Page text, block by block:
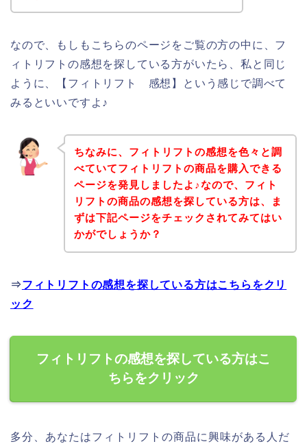
なので、もしもこちらのページをご覧の方の中に、フ
ィトリフトの感想を探している方がいたら、私と同じ
ように、【フィトリフト 感想】という感じで調べて
みるといいですよ♪
ちなみに、フィトリフトの感想を色々と調
べていてフィトリフトの商品を購入できる
ページを発見しましたよ♪なので、フィト
リフトの商品の感想を探している方は、ま
ずは下記ページをチェックされてみてはい
かがでしょうか？
⇒フィトリフトの感想を探している方はこちらをクリ
ック
フィトリフトの感想を探している方はこ
ちらをクリック
多分、あなたはフィトリフトの商品に興味がある人だ